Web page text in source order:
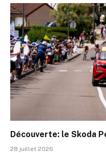
Découverte: le Skoda
28 juillet 2026